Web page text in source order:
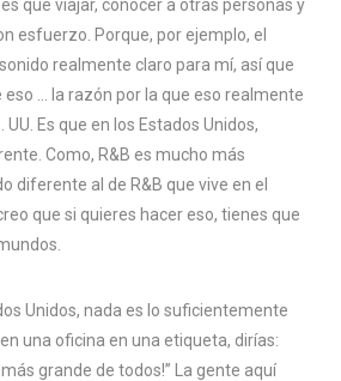
que viajar, conocer a otras personas y
esfuerzo. Porque, por ejemplo, el
realmente claro para mí, así que
… la razón por la que eso realmente
Es que en los Estados Unidos,
Como, R&B es mucho más
diferente al de R&B que vive en el
que si quieres hacer eso, tienes que
Unidos, nada es lo suficientemente
una oficina en una etiqueta, dirías:
grande de todos!” La gente aquí